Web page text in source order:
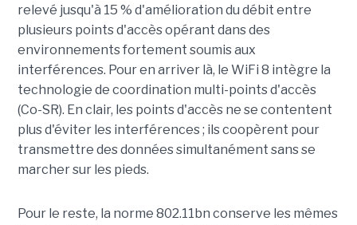
relevé jusqu'à 15 % d'amélioration du débit entre
plusieurs points d'accès opérant dans des
environnements fortement soumis aux
interférences. Pour en arriver là, le WiFi 8 intègre la
technologie de coordination multi-points d'accès
(Co-SR). En clair, les points d'accès ne se contentent
plus d'éviter les interférences ; ils coopèrent pour
transmettre des données simultanément sans se
marcher sur les pieds.
Pour le reste, la norme 802.11bn conserve les mêmes